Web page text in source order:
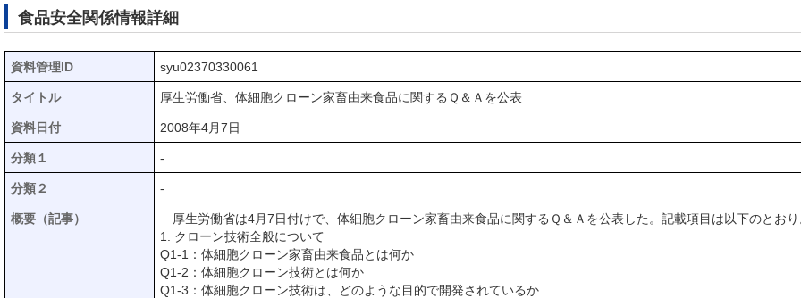
食品安全関係情報詳細
資料管理ID syu02370330061
タイトル 厚生労働省、体細胞クローン家畜由来食品に関するＱ＆Ａを公表
資料日付 2008年4月7日
分類１ -
分類２ -
概要（記事）
厚生労働省は4月7日付けで、体細胞クローン家畜由来食品に関するＱ＆Ａを公表した。記載項目は以下のとおり
1. クローン技術全般について
Q1-1：体細胞クローン家畜由来食品とは何か
Q1-2：体細胞クローン技術とは何か
Q1-3：体細胞クローン技術は、どのような目的で開発されているか